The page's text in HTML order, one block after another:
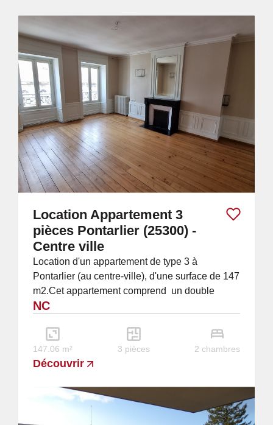
Location Appartement 3
pièces Pontarlier (25300) -
Centre ville
Location d'un appartement de type 3 à
Pontarlier (au centre-ville), d'une surface de 147
m2.Cet appartement comprend un double
salon/séjour, une cuisine équipée, un WC
NC
147.06 m² 3 pièces 2 chambres
Découvrir